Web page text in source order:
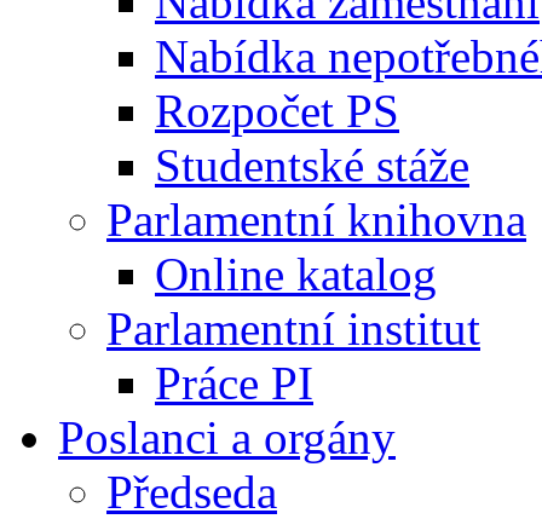
Nabídka
Rozpočet PS
Studentské stáže
Parlamentní knihovna
Online katalog
Parlamentní institut
Práce PI
Poslanci a orgány
Předseda